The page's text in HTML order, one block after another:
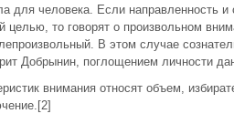
для человека. Если направленность
целью, то говорят о произвольном
В этом случае
Добрынин, поглощением личности
внимания относят объем,